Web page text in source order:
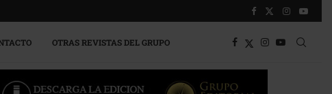
OTRAS REVISTAS DEL GRUPO